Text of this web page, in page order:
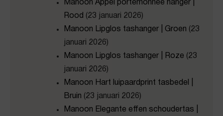
Manoon Appel portemonnee hanger |
Rood (23 januari 2026)
Manoon Lipglos tashanger | Groen (23
januari 2026)
Manoon Lipglos tashanger | Roze (23
januari 2026)
Manoon Hart luipaardprint tasbedel |
Bruin (23 januari 2026)
Manoon Elegante effen schoudertas |